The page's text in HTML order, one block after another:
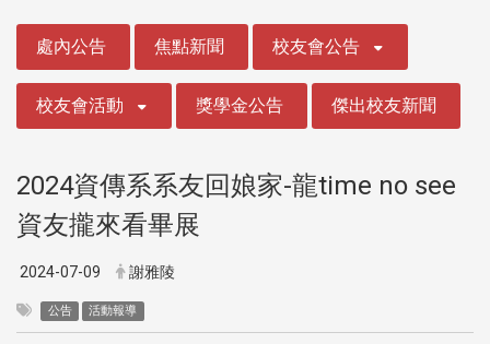
處內公告 焦點新聞 校友會公告
校友會活動 獎學金公告 傑出校友新聞
2024資傳系系友回娘家-龍time no see
資友攏來看畢展
2024-07-09 謝雅陵
公告 活動報導